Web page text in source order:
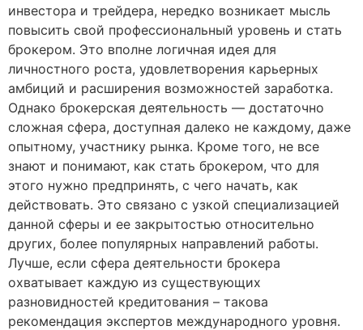
инвестора и трейдера, нередко возникает мысль
повысить свой профессиональный уровень и стать
брокером. Это вполне логичная идея для
личностного роста, удовлетворения карьерных
амбиций и расширения возможностей заработка.
Однако брокерская деятельность — достаточно
сложная сфера, доступная далеко не каждому, даже
опытному, участнику рынка. Кроме того, не все
знают и понимают, как стать брокером, что для
этого нужно предпринять, с чего начать, как
действовать. Это связано с узкой специализацией
данной сферы и ее закрытостью относительно
других, более популярных направлений работы.
Лучше, если сфера деятельности брокера
охватывает каждую из существующих
разновидностей кредитования – такова
рекомендация экспертов международного уровня.